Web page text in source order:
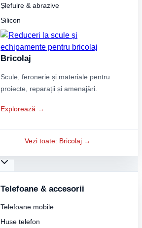
Șlefuire & abrazive
Silicon
Bricolaj
Scule, feronerie și materiale pentru
proiecte, reparații și amenajări.
Explorează →
Vezi toate: Bricolaj →
Telefoane & accesorii
Telefoane mobile
Huse telefon